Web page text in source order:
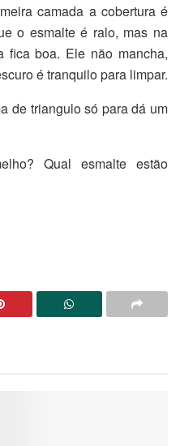
camada a cobertura é
o esmalte é ralo, mas na
fica boa. Ele não mancha,
é tranquilo para limpar.
de triangulo só para dá um
Qual esmalte estão